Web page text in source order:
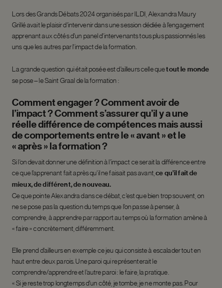
Lors des Grands Débats 2024 organisés par ILDI, Alexandra Maury
Grillé avait le plaisir d’intervenir dans une session dédiée à l’engagement
apprenant aux côtés d’un panel d’intervenants tous plus passionnés les
uns que les autres par l’impact de la formation.
La grande question qui était posée est d’ailleurs celle quetout le monde
se pose – le Saint Graal de la formation :
Comment engager ?Comment avoir de
l’impact ? Comment s’assurer qu’il y a une
réelle différence de compétences mais aussi
de comportements entre le « avant » et le
« après » la formation ?
Si l’on devait donner une définition à l’impact ce serait la différence entre
ce que l’apprenant fait après qu’il ne faisait pas avant,ce qu’il fait de
mieux, de différent, de nouveau.
Ce que pointe Alexandra dans ce débat, c’est que bien trop souvent, on
ne se pose pas la question du temps que l’on passe à penser, à
comprendre, à apprendre par rapport au temps où la formation amène à
« faire » concrètement, différemment.
Elle prend d’ailleurs en exemple ce jeu qui consiste à escalader tout en
haut entre deux parois. Une paroi qui représenterait le
comprendre/apprendre et l’autre paroi : le faire, la pratique.
« Si je reste trop longtemps d’un côté, je tombe, je ne monte pas. Pour